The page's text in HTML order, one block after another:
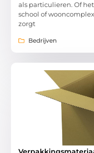
als particulieren. Of
school of
zorgt
Bedrijven